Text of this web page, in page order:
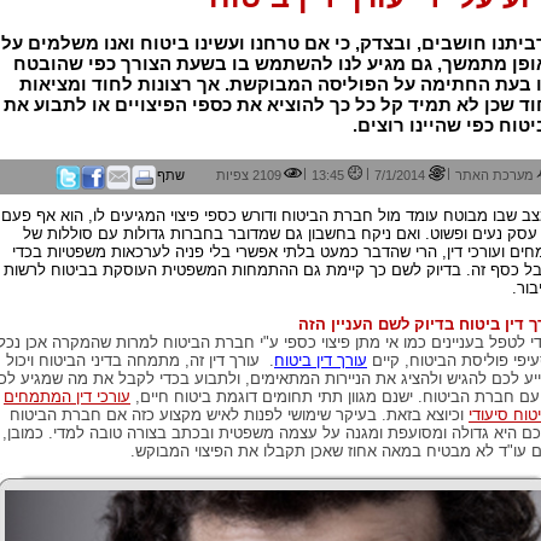
חושבים, ובצדק, כי אם טרחנו ועשינו ביטוח ואנו משלמים
מתמשך, גם מגיע לנו להשתמש בו בשעת הצורך כפי שהובטח
בעת החתימה על הפוליסה המבוקשת. אך רצונות לחוד ומציאות
שכן לא תמיד קל כל כך להוציא את כספי הפיצויים או לתבוע את
כפי שהיינו רוצים.
מערכת האתר |
7/1/2014
|
13:45
| 2109 צפיות שתף
שבו מבוטח עומד מול חברת הביטוח ודורש כספי פיצוי המגיעים לו, הוא אף פעם
נעים ופשוט. ואם ניקח בחשבון גם שמדובר בחברות גדולות עם סוללות של
ועורכי דין, הרי שהדבר כמעט בלתי אפשרי בלי פניה לערכאות משפטיות בכדי
כסף זה. בדיוק לשם כך קיימת גם ההתמחות המשפטית העוסקת בביטוח לרשות
דין ביטוח בדיוק לשם העניין הזה
לטפל בעניינים כמו אי מתן פיצוי כספי ע"י חברת הביטוח למרות שהמקרה אכן
פוליסת הביטוח, קיים עורך דין ביטוח. עורך דין זה, מתמחה בדיני הביטוח ויכול
לכם להגיש ולהציג את הניירות המתאימים, ולתבוע בכדי לקבל את מה שמגיע
חברת הביטוח. ישנם מגוון תתי תחומים דוגמת ביטוח חיים, עורכי דין המתמחים
סיעודי וכיוצא בזאת. בעיקר שימושי לפנות לאיש מקצוע כזה אם חברת הביטוח
היא גדולה ומסועפת ומגנה על עצמה משפטית ובכתב בצורה טובה למדי. כמובן,
עו"ד לא מבטיח במאה אחוז שאכן תקבלו את הפיצוי המבוקש.